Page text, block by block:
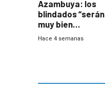
Azambuya: los
blindados “serán
muy bien
recibidos” por los
Hace 4 semanas